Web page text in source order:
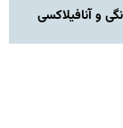
و آنافیلاکسی